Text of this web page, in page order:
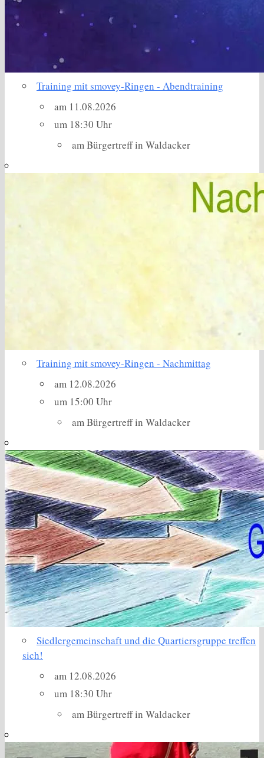
Training mit smovey-Ringen - Abendtraining
am 11.08.2026
um 18:30 Uhr
am Bürgertreff in Waldacker
Training mit smovey-Ringen - Nachmittag
am 12.08.2026
um 15:00 Uhr
am Bürgertreff in Waldacker
Siedlergemeinschaft und die Quartiersgruppe treffen
sich!
am 12.08.2026
um 18:30 Uhr
am Bürgertreff in Waldacker